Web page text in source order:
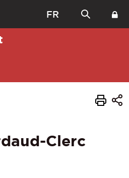
FR
Clerc